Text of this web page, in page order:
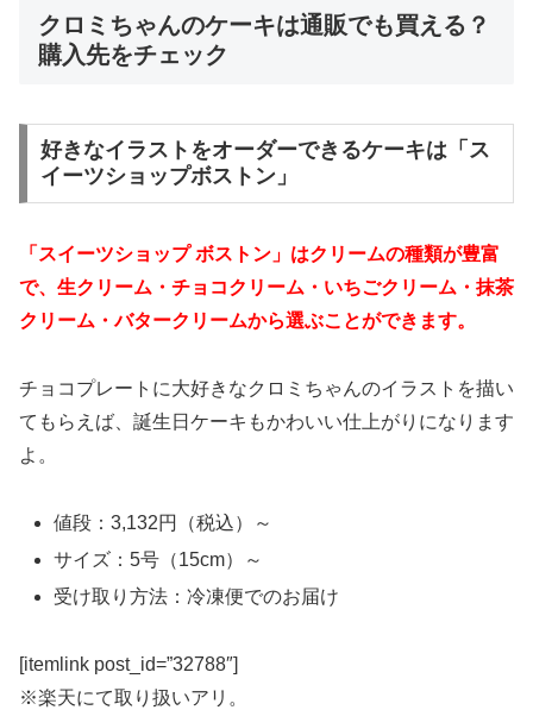
クロミちゃんのケーキは通販でも買える？
購入先をチェック
好きなイラストをオーダーできるケーキは「ス
イーツショップボストン」
「スイーツショップ ボストン」はクリームの種類が豊富
で、生クリーム・チョコクリーム・いちごクリーム・抹茶
クリーム・バタークリームから選ぶことができます。
チョコプレートに大好きなクロミちゃんのイラストを描い
てもらえば、誕生日ケーキもかわいい仕上がりになります
よ。
値段：3,132円（税込）～
サイズ：5号（15cm）～
受け取り方法：冷凍便でのお届け
[itemlink post_id=”32788″]
※楽天にて取り扱いアリ。